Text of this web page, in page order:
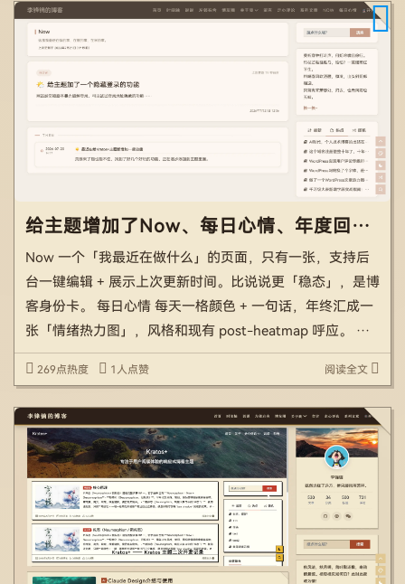
给主题增加了Now、每日心情、年度回顾、岁月同一天、随机漫步等功能
Now 一个「我最近在做什么」的页面，只有一张，支持后
台一键编辑 + 展示上次更新时间。比说说更「稳态」，是博
客身份卡。 每日心情 每天一格颜色 + 一句话，年终汇成一
张「情绪热力图」，风格和现有 post-heatmap 呼应。 年
度回顾 这是你的博客生日纪念页：自动统计「本博客已陪
伴你 N 天 / 写了 M 字 / […]
269点热度 1人点赞 阅读全文